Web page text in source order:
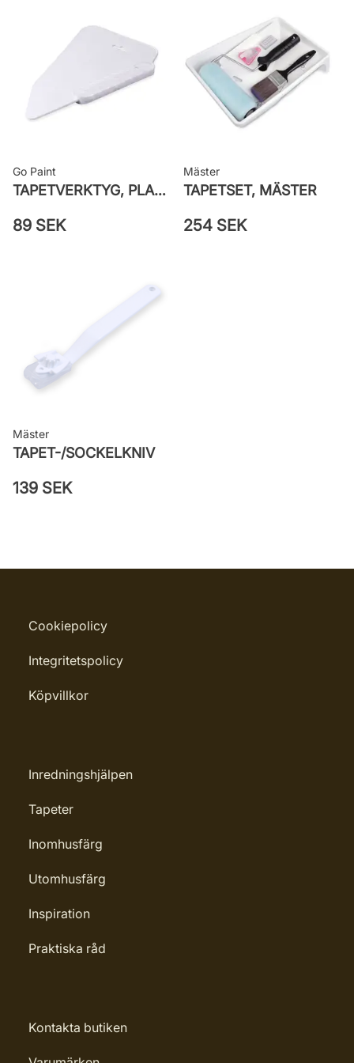
Go Paint
TAPETVERKTYG, PLAST GO PAINT
89 SEK
Mäster
TAPETSET, MÄSTER
254 SEK
Mäster
TAPET-/SOCKELKNIV
139 SEK
Cookiepolicy
Integritetspolicy
Köpvillkor
Inredningshjälpen
Tapeter
Inomhusfärg
Utomhusfärg
Inspiration
Praktiska råd
Kontakta butiken